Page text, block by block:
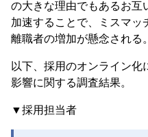
の大きな理由でもあるお互
加速することで、ミスマッ
離職者の増加が懸念される。
以下、採用のオンライン化
影響に関する調査結果。
▼採用担当者